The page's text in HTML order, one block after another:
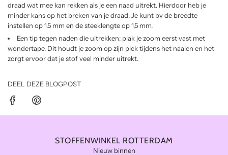
draad wat mee kan rekken als je een naad uitrekt. Hierdoor heb je
minder kans op het breken van je draad. Je kunt bv de breedte
instellen op 1.5 mm en de steeklengte op 1,5 mm.
Een tip tegen naden die uitrekken: plak je zoom eerst vast met
wondertape. Dit houdt je zoom op zijn plek tijdens het naaien en het
zorgt ervoor dat je stof veel minder uitrekt.
DEEL DEZE BLOGPOST
STOFFENWINKEL ROTTERDAM
Nieuw binnen